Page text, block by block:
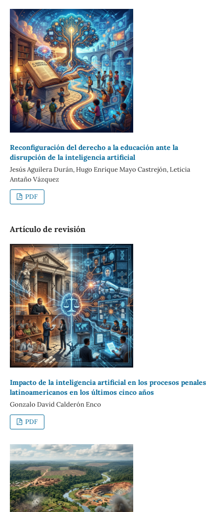
Reconfiguración del derecho a la educación ante la
disrupción de la inteligencia artificial
Jesús Aguilera Durán, Hugo Enrique Mayo Castrejón, Leticia
Antaño Vázquez
PDF
Artículo de revisión
Impacto de la inteligencia artificial en los procesos penales
latinoamericanos en los últimos cinco años
Gonzalo David Calderón Enco
PDF